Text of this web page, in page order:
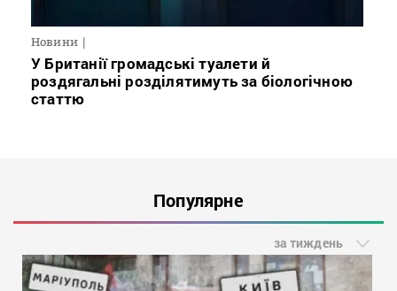
Новини
У Британії громадські туалети й
роздягальні розділятимуть за біологічною
статтю
Популярне
за тиждень